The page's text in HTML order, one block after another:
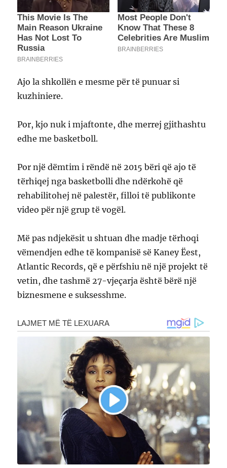
Ajo la shkollën e mesme për të punuar si
kuzhiniere.
Por, kjo nuk i mjaftonte, dhe merrej gjithashtu
edhe me basketboll.
Por një dëmtim i rëndë në 2015 bëri që ajo të
tërhiqej nga basketbolli dhe ndërkohë që
rehabilitohej në palestër, filloi të publikonte
video për një grup të vogël.
Më pas ndjekësit u shtuan dhe madje tërhoqi
vëmendjen edhe të kompanisë së Kaney Ëest,
Atlantic Records, që e përfshiu në një projekt të
vetin, dhe tashmë 27-vjeçarja është bërë një
biznesmene e suksesshme.